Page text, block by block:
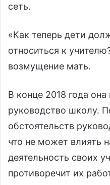
сеть.
«Как теперь дети
относиться к
возмущение мать.
В конце 2018 года
руководство школу.
обстоятельств
что не может влиять
деятельность своих
противоречит их